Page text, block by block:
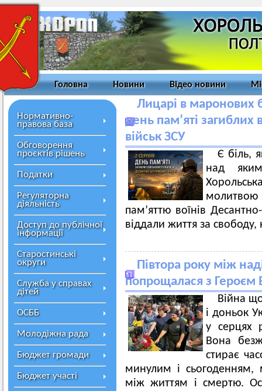
Головна Новини Відео новини
Нормативно-
правова база
Обговорення
проєктів рішень
Податки
Регуляторна
діяльність
Доступ до публічної
інформації
Старостинські
округи
Служба у справах
дітей
ОСББ
Молодіжна рада
Бюджет громади
Бюджет участі
Лицарі в маронових
день пам’яті
військ ЗСУ
Є біль,
над
пам’яттю воїнів
віддали життя за свободу,
Півтора року між
попрощалася з Героєм
Війна
і доньок
у серцях
Вона
стирає
минулим і сьогоденням,
між життям і смертю.